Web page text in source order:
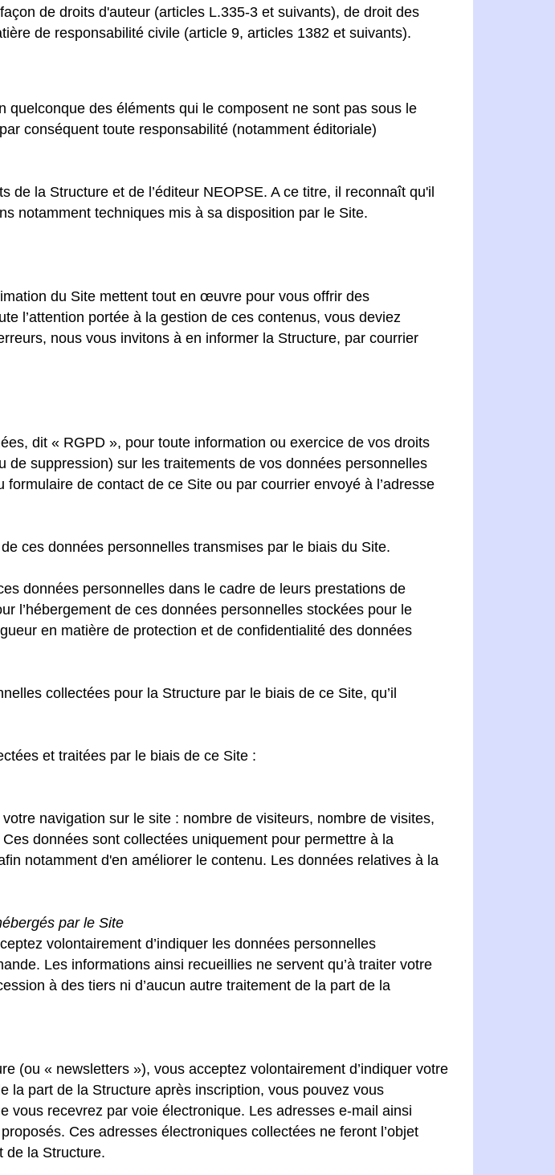
de droits d'auteur (articles L.335-3 et suivants), de droit des
de responsabilité civile (article 9, articles 1382 et suivants).
des éléments qui le composent ne sont pas sous le
conséquent toute responsabilité (notamment éditoriale)
de la Structure et de l’éditeur NEOPSE. A ce titre, il reconnaît qu'il
notamment techniques mis à sa disposition par le Site.
du Site mettent tout en œuvre pour vous offrir des
l’attention portée à la gestion de ces contenus, vous deviez
nous vous invitons à en informer la Structure, par courrier
dit « RGPD », pour toute information ou exercice de vos droits
de suppression) sur les traitements de vos données personnelles
de contact de ce Site ou par courrier envoyé à l’adresse
ces données personnelles transmises par le biais du Site.
données personnelles dans le cadre de leurs prestations de
l’hébergement de ces données personnelles stockées pour le
en matière de protection et de confidentialité des données
collectées pour la Structure par le biais de ce Site, qu’il
et traitées par le biais de ce Site :
navigation sur le site : nombre de visiteurs, nombre de visites,
données sont collectées uniquement pour permettre à la
notamment d'en améliorer le contenu. Les données relatives à la
par le Site
volontairement d’indiquer les données personnelles
Les informations ainsi recueillies ne servent qu’à traiter votre
à des tiers ni d’aucun autre traitement de la part de la
(ou « newsletters »), vous acceptez volontairement d’indiquer votre
la part de la Structure après inscription, vous pouvez vous
vous recevrez par voie électronique. Les adresses e-mail ainsi
Ces adresses électroniques collectées ne feront l’objet
de la Structure.